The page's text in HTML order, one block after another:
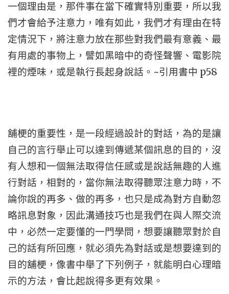
一個理由是，那件事在當下確實特別重要，所以我
們才會給予注意力，唯有如此，我們才有理由在特
定情況下，將注意力放在那些對我們最有意義、最
有用處的事物上，譬如黑暗中的奇怪聲響、電影院
裡的煙味，或是執行長起身說話。~引用書中 p58
舖梗的重要性，是一段經過設計的對話，為的是讓
自己的言行舉止可以達到傳遞某個訊息的目的，沒
有人想和一個無法取得信任感或是說話無趣的人進
行對話，相對的，當你無法取得聽眾注意力時，不
論你說的再多、做的再多，也只是成為對方自動忽
略訊息對象，因此溝通技巧也是我們在與人際交流
中，必然一定要懂的一門學問，想要讓聽眾對於自
己的話有所回應，就必須先為對話或是想要達到的
目的舖梗，像書中舉了下列例子，就能明白心理暗
示的方法，會比起說得多更有效果。